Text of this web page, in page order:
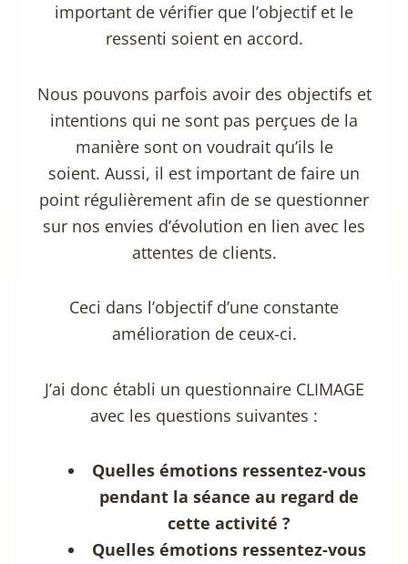
important de vérifier que l’objectif et le
ressenti soient en accord.
Nous pouvons parfois avoir des objectifs et
intentions qui ne sont pas perçues de la
manière sont on voudrait qu’ils le
soient. Aussi, il est important de faire un
point régulièrement afin de se questionner
sur nos envies d’évolution en lien avec les
attentes de clients.
Ceci dans l’objectif d’une constante
amélioration de ceux-ci.
J’ai donc établi un questionnaire CLIMAGE
avec les questions suivantes :
Quelles émotions ressentez-vous
pendant la séance au regard de
cette activité ?
Quelles émotions ressentez-vous